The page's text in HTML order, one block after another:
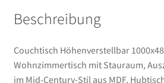
für
&
Büro,
Walnussfarbe
Beschreibung
Couchtisch Höhenverstellbar
Wohnzimmertisch mit Stauraum,
im Mid-Century-Stil aus MDF,